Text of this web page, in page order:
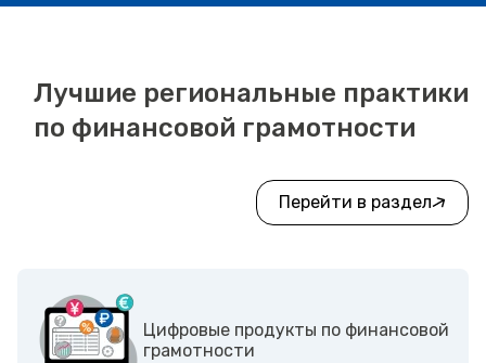
Лучшие региональные практики
по финансовой грамотности
Перейти в раздел
Цифровые продукты по финансовой
грамотности